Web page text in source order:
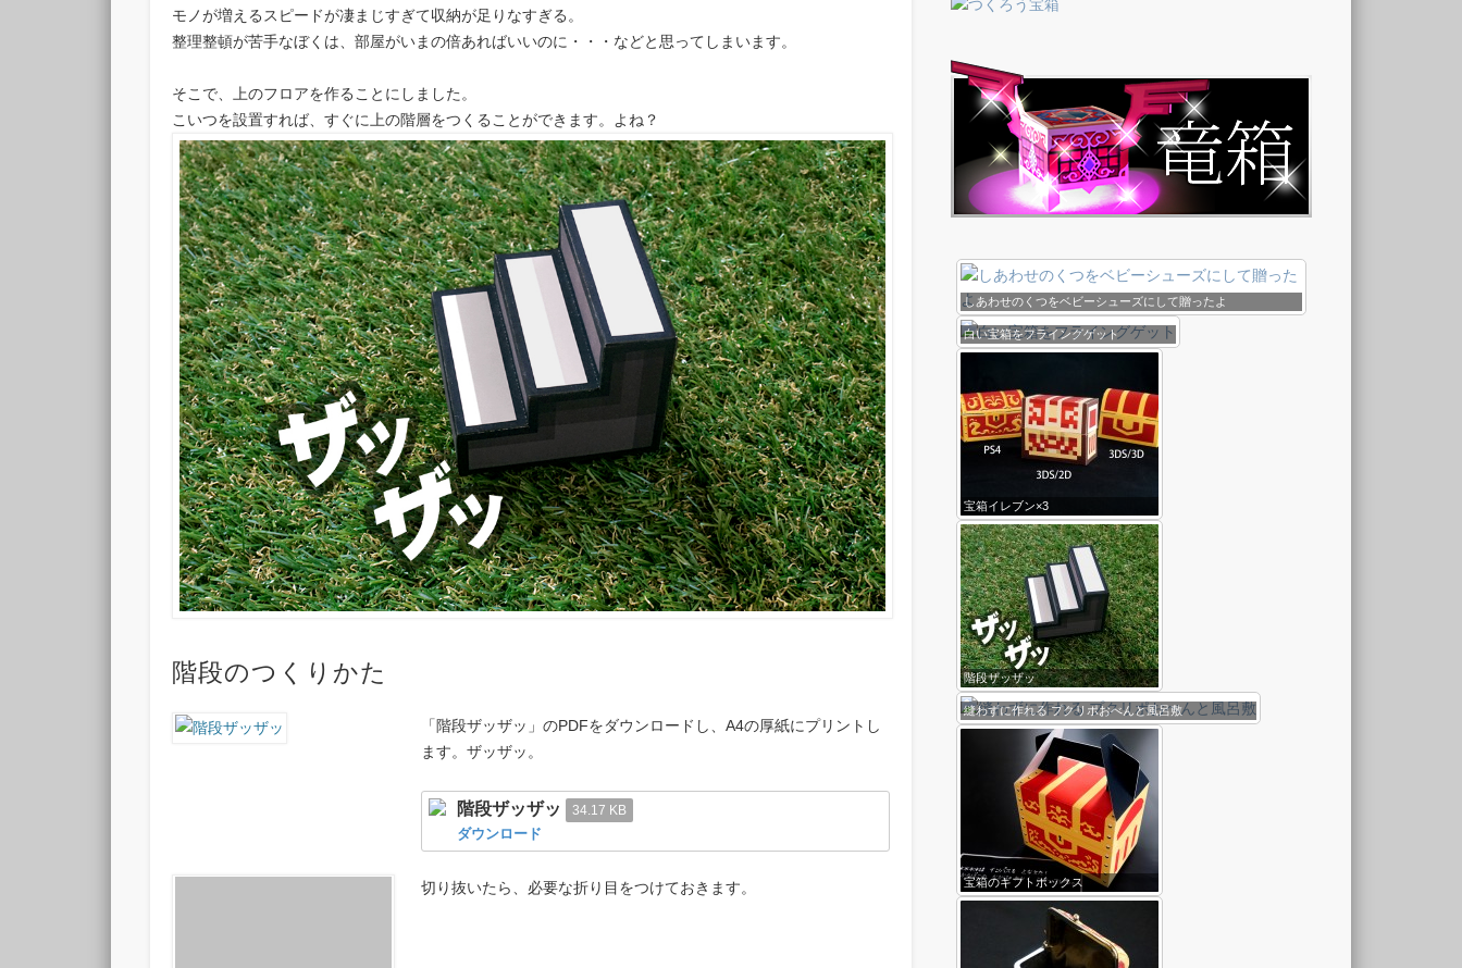
モノが増えるスピードが凄まじすぎて収納が足りなすぎる。
整理整頓が苦手なぼくは、部屋がいまの倍あればいいのに・・・などと思ってしまいます。
そこで、上のフロアを作ることにしました。
こいつを設置すれば、すぐに上の階層をつくることができます。よね？
階段のつくりかた
「階段ザッザッ」のPDFをダウンロードし、A4の厚紙にプリントし
ます。ザッザッ。
階段ザッザッ 34.17 KB
ダウンロード
切り抜いたら、必要な折り目をつけておきます。
しあわせのくつをベビーシューズにして贈ったよ
白い宝箱をフライングゲット
宝箱イレブン×3
階段ザッザッ
縫わずに作れる プクリポおべんと風呂敷
宝箱のギフトボックス